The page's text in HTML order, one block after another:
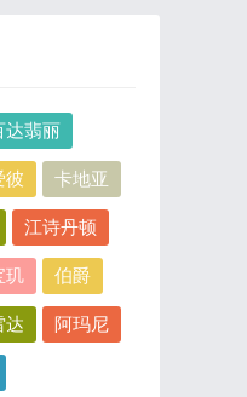
达翡丽
彼 卡地亚
江诗丹顿
玑 伯爵
达 阿玛尼